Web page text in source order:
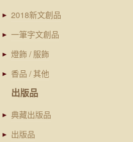
2018新文創品
一筆字文創品
燈飾 / 服飾
香品 / 其他
出版品
典藏出版品
出版品